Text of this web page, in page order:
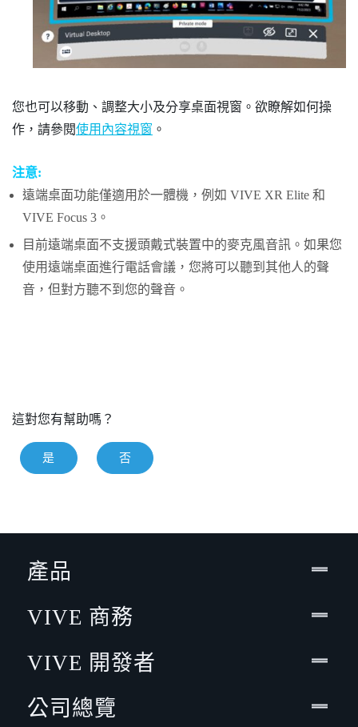
您也可以移動、調整大小及分享桌面視窗。欲瞭解如何操
作，請參閱使用內容視窗 。
注意:
遠端桌面功能僅適用於一體機，例如 VIVE XR Elite和
VIVE Focus 3。
目前遠端桌面不支援頭戴式裝置中的麥克風音訊。如果您
使用遠端桌面進行電話會議，您將可以聽到其他人的聲
音，但對方聽不到您的聲音。
這對您有幫助嗎？
是 否
產品
VIVE 商務
VIVE 開發者
公司總覽